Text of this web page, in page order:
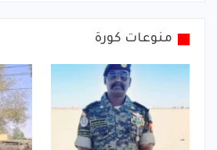
منوعات كورة